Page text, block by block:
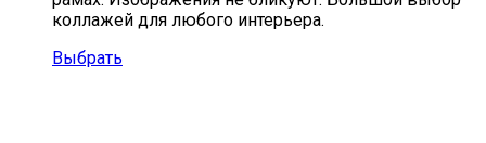
коллажей для любого интерьера.
Выбрать